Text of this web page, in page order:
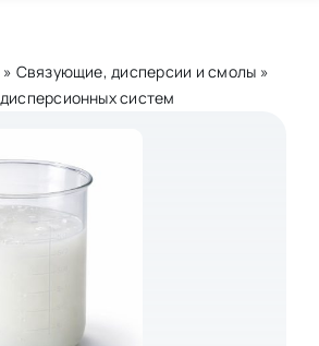
» Связующие, дисперсии и смолы »
систем